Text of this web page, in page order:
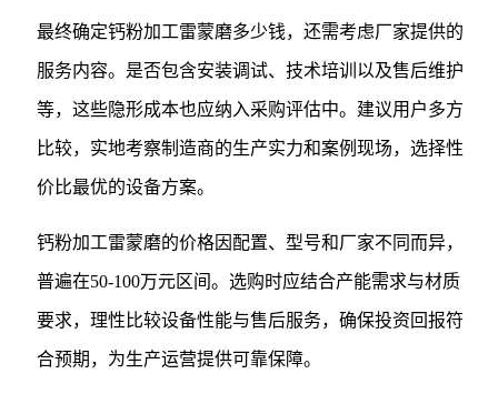
最终确定钙粉加工雷蒙磨多少钱，还需考虑厂家提供的
服务内容。是否包含安装调试、技术培训以及售后维护
等，这些隐形成本也应纳入采购评估中。建议用户多方
比较，实地考察制造商的生产实力和案例现场，选择性
价比最优的设备方案。
钙粉加工雷蒙磨的价格因配置、型号和厂家不同而异，
普遍在50-100万元区间。选购时应结合产能需求与材质
要求，理性比较设备性能与售后服务，确保投资回报符
合预期，为生产运营提供可靠保障。